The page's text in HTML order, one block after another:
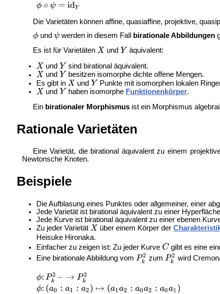
Die Varietäten können affine, quasiaffine, projektive,
und
werden in diesem Fall birationale Abbildungen
Es ist für Varietäten
und
äquivalent:
und
sind birational äquivalent.
und
besitzen isomorphe dichte offene Mengen.
Es gibt in
und
Punkte mit isomorphen lokalen
und
haben isomorphe Funktionenkörper.
Ein birationaler Morphismusist ein Morphismus
Rationale Varietäten
Eine Varietät, die birational äquivalent zu einem
Newtonsche Knoten.
Beispiele
DieAufblasung eines Punktes oder allgemeiner, einer
Jede Varietät ist birational äquivalent zu einer
Jede Kurve ist birational äquivalent zu einer ebenen
Zu jeder Varietät
über einem Körper der
Heisuke Hironaka.
Einfacher zu zeigen ist: Zu jeder Kurve
gibt es eine
Eine birationale Abbildung vom
zum wird